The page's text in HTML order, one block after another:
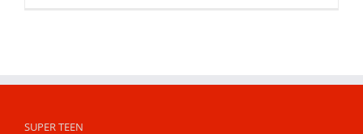
SUPER TEEN